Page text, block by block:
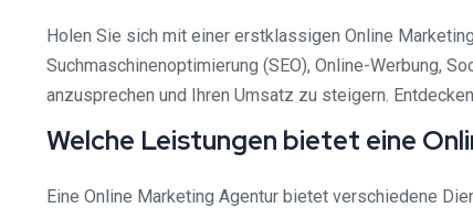
Holen Sie sich mit einer erstklassigen Online
Suchmaschinenoptimierung (SEO), Online-Werbung,
anzusprechen und Ihren Umsatz zu steigern.
Welche Leistungen bietet eine
Eine Online Marketing Agentur bietet verschiedene